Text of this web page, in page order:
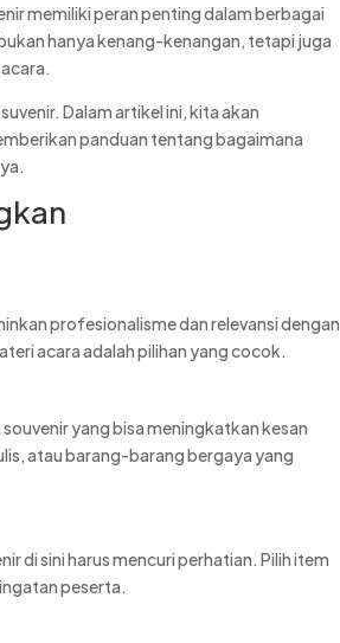
memiliki peran penting dalam berbagai
hanya kenang-kenangan, tetapi juga
Dalam artikel ini, kita akan
panduan tentang bagaimana
profesionalisme dan relevansi dengan
acara adalah pilihan yang cocok.
yang bisa meningkatkan kesan
atau barang-barang bergaya yang
di sini harus mencuri perhatian. Pilih item
peserta.